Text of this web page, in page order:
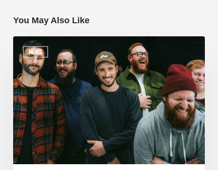
You May Also Like
NEWS